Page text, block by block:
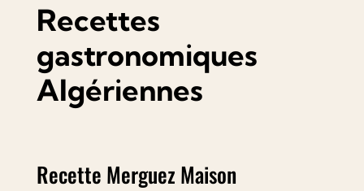
Recettes
gastronomiques
Algériennes
Recette Merguez Maison